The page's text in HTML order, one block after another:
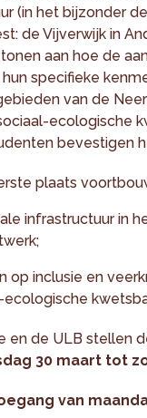
(in het bijzonder
de Vijverwijk in
aan hoe de
specifieke
van de
ecologische
bevestigen
plaats
infrastructuur in
op inclusie en
ecologische
en de ULB stellen
30 maart tot
van